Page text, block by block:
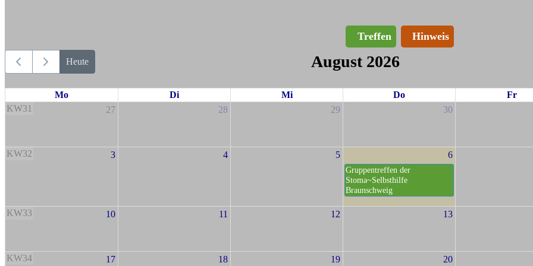
Treffen Hinweis
Heute August 2026
Mo Di Mi Do
Fr
KW31
27 28 29 30
KW32 3 4 5 6
Gruppentreffen der
Stoma~Selbsthilfe
Braunschweig
KW33 10 11 12 13
KW34 17 18 19 20